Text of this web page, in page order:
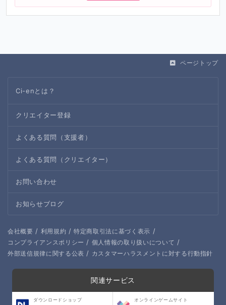
ページトップ
Ci-enとは？
クリエイター登録
よくある質問（支援者）
よくある質問（クリエイター）
お問い合わせ
お知らせブログ
会社概要 / 利用規約 / 特定商取引法に基づく表示 /
コンプライアンスポリシー / 個人情報の取り扱いについて /
外部送信規律に関する公表 / カスタマーハラスメントに対する行動指針
関連サービス
ダウンロードショップ オンラインゲームサイト